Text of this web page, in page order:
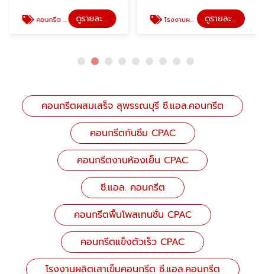
คอนกรีต บางลี่ ดูรายละเอียด โรงงานผลิตแผ่นพื้นคอนกรีตสำเร็จรูปใกล้ฉัน ดูรายละเอียด
คอนกรีตผสมเสร็จ สุพรรณบุรี ซี.แอล.คอนกรีต
คอนกรีตกันซึม CPAC
คอนกรีตงานห้องเย็น CPAC
ซี.แอล. คอนกรีต
คอนกรีตพื้นโพสเทนชั่น CPAC
คอนกรีตแข็งตัวเร็ว CPAC
โรงงานผลิตเสาเข็มคอนกรีต ซี.แอล.คอนกรีต